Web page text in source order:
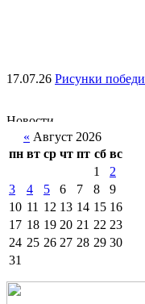
17.07.26 Рисунки
« Август 2026
пн вт ср чт пт сб вс
1
2
3
4 5 6 7 8
9
10 11 12 13 14 15 16
17 18 19 20 21 22 23
24 25 26 27 28 29 30
31